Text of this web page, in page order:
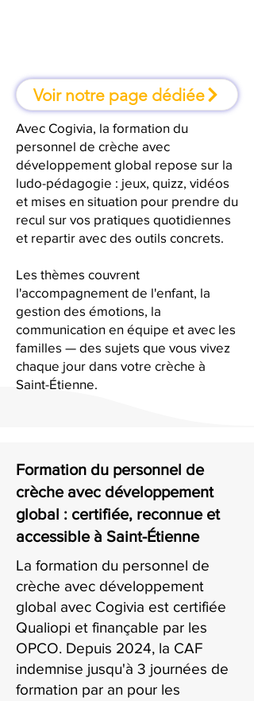
Voir notre page dédiée
Avec Cogivia, la formation du
personnel de crèche avec
développement global repose sur la
ludo-pédagogie : jeux, quizz, vidéos
et mises en situation pour prendre du
recul sur vos pratiques quotidiennes
et repartir avec des outils concrets.
Les thèmes couvrent
l'accompagnement de l'enfant, la
gestion des émotions, la
communication en équipe et avec les
familles — des sujets que vous vivez
chaque jour dans votre crèche à
Saint-Étienne.
Formation du personnel de
crèche avec développement
global : certifiée, reconnue et
accessible à Saint-Étienne
La formation du personnel de
crèche avec développement
global avec Cogivia est certifiée
Qualiopi et finançable par les
OPCO. Depuis 2024, la CAF
indemnise jusqu'à 3 journées de
formation par an pour les